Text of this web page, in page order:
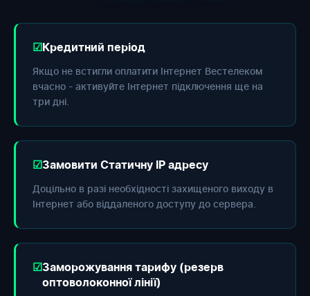
Кредитний період
Якщо не встигли оплатити Інтернет Вестелеком
вчасно - активуйте Інтернет підключення ще на
три дні.
Замовити Статичну IP адресу
Доцільно в разі необхідності захищеного виходу в
Інтернет або віддаленого доступу до сервера.
Заморожування тарифу (резерв
оптоволоконної лінії)